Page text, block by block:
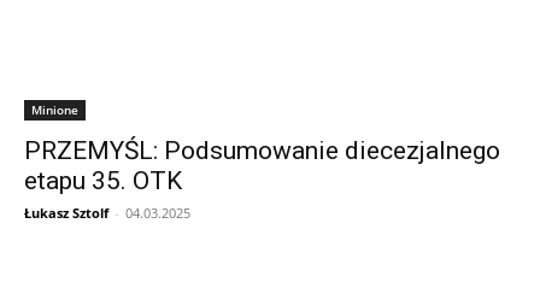
Minione
PRZEMYŚL: Podsumowanie diecezjalnego
etapu 35. OTK
Łukasz Sztolf - 04.03.2025